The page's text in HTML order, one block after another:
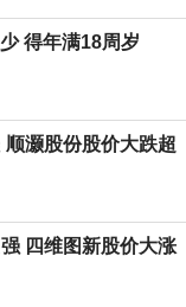
得年满18周岁
灏股份股价大跌超
四维图新股价大涨